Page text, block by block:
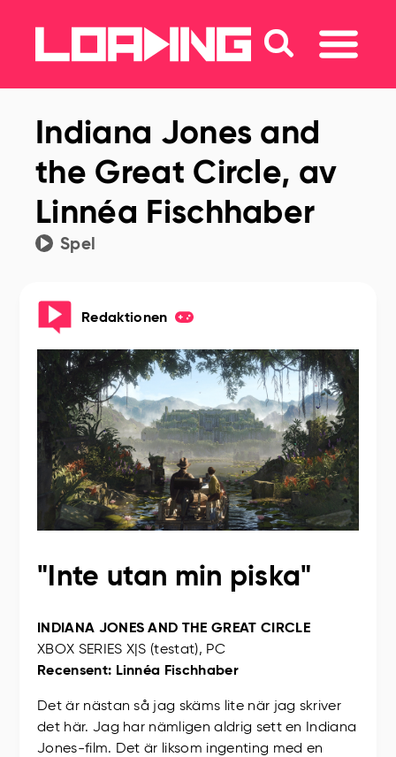
Indiana Jones and
the Great Circle, av
Linnéa Fischhaber
Spel
Redaktionen
"Inte utan min piska"
INDIANA JONES AND THE GREAT CIRCLE
XBOX SERIES X|S (testat), PC
Recensent: Linnéa Fischhaber
Det är nästan så jag skäms lite när jag skriver
det här. Jag har nämligen aldrig sett en Indiana
Jones-film. Det är liksom ingenting med en